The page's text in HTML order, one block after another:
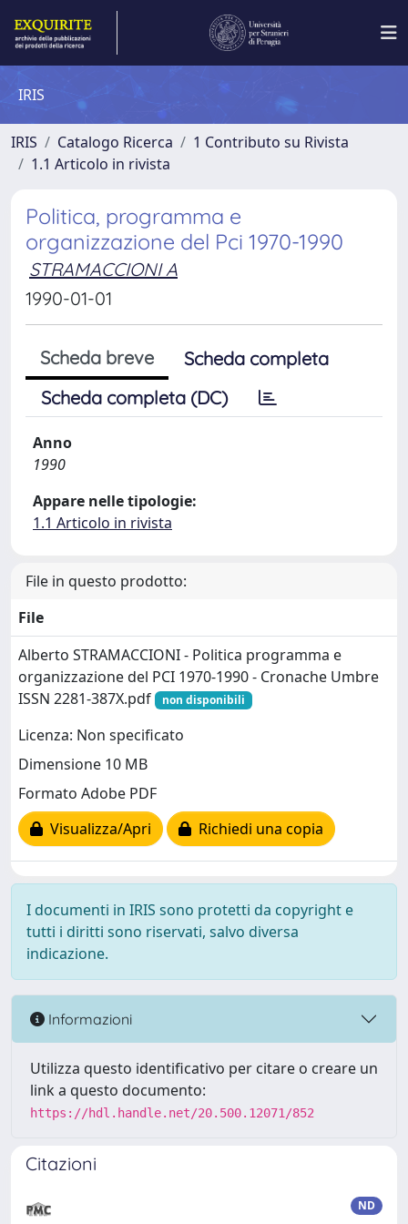
IRIS
IRIS Catalogo Ricerca
1 Contributo su Rivista
1.1 Articolo in rivista
Politica, programma e
organizzazione del Pci 1970-1990
STRAMACCIONI A
1990-01-01
Scheda breve
Scheda completa
Scheda completa (DC)
Anno
1990
Appare nelle tipologie:
1.1 Articolo in rivista
File in questo prodotto:
File
Alberto STRAMACCIONI - Politica programma e
organizzazione del PCI 1970-1990 - Cronache Umbre
ISSN 2281-387X.pdf
non disponibili
Licenza: Non specificato
Dimensione 10 MB
Formato Adobe PDF
Visualizza/Apri
Richiedi una copia
I documenti in IRIS sono protetti da copyright e
tutti i diritti sono riservati, salvo diversa
indicazione.
Informazioni
Utilizza questo identificativo per citare o creare un
link a questo documento:
https://hdl.handle.net/20.500.12071/852
Citazioni
ND